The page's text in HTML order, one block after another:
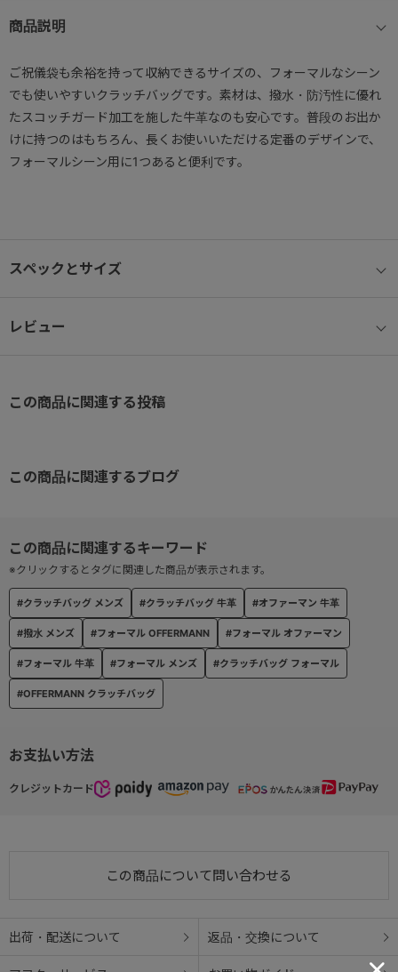
商品説明
ご祝儀袋も余裕を持って収納できるサイズの、フォーマルなシーン
でも使いやすいクラッチバッグです。素材は、撥水・防汚性に優れ
たスコッチガード加工を施した牛革なのも安心です。普段のお出か
けに持つのはもちろん、長くお使いいただける定番のデザインで、
フォーマルシーン用に1つあると便利です。
スペックとサイズ
レビュー
お支払い方法
クレジットカード
この商品について問い合わせる
出荷・配送について 返品・交換について
#クラッチバッグ メンズ #クラッチバッグ 牛革 #オファーマン 牛革
#撥水 メンズ #フォーマル OFFERMANN #フォーマル オファーマン
#フォーマル 牛革 #フォーマル メンズ #クラッチバッグ フォーマル
#OFFERMANN クラッチバッグ
※クリックするとタグに関連した商品が表示されます。
この商品に関連する投稿
この商品に関連するブログ